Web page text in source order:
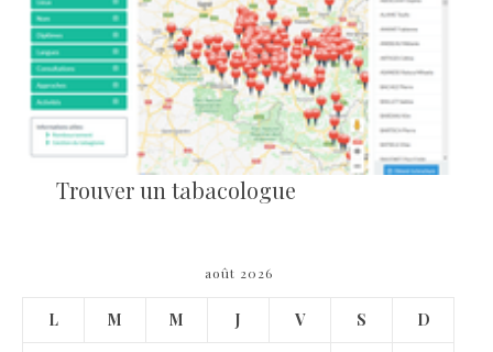
Trouver un tabacologue
août 2026
L M M J V S D